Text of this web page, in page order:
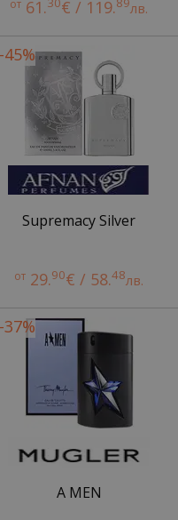
от 61. € / 119. лв.
-45%
Supremacy Silver
от 29.90€ / 58.48лв.
-37%
A MEN